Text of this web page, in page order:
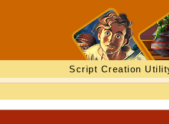
Script Creation